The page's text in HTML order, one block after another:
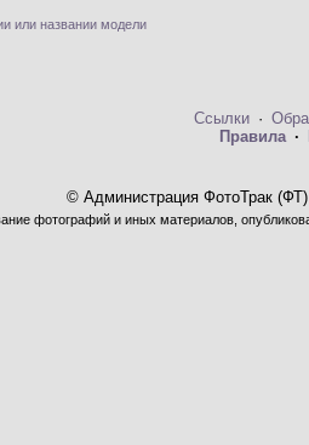
или названии модели
Ссылки·
Правила·
© Администрация ФотоТрак
фотографий и иных материалов,